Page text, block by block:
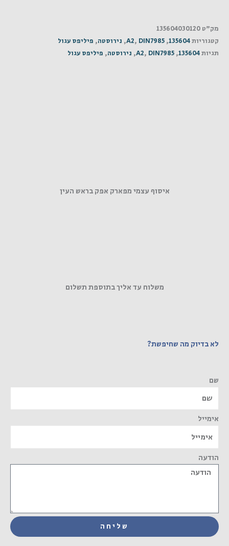
מק"ט 135604030120
קטגוריות135604
,
A2, DIN7985
, נירוסטה, פיליפס עגול
תגיות135604
,
A2, DIN7985
, נירוסטה, פיליפס עגול
איסוף עצמי מפארק אפק בראש העין
משלוח עד אליך בתוספת תשלום
לא בדיוק מה שחיפשת?
שם
אימייל
הודעה
שליחה